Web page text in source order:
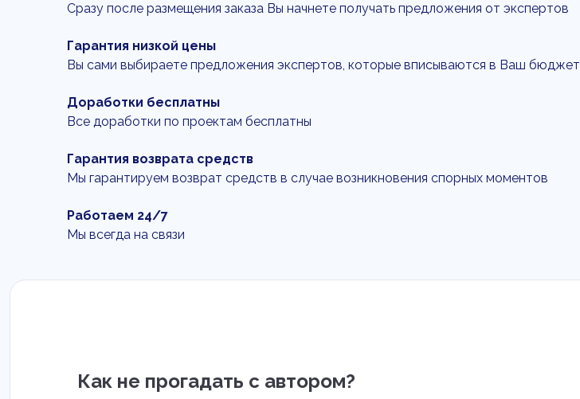
Сразу после размещения заказа Вы начнете получать предложения от экспертов
Гарантия низкой цены
Вы сами выбираете предложения экспертов, которые вписываются в Ваш бюджет
Доработки бесплатны
Все доработки по проектам бесплатны
Гарантия возврата средств
Мы гарантируем возврат средств в случае возникновения спорных моментов
Работаем 24/7
Мы всегда на связи
Как не прогадать с автором?